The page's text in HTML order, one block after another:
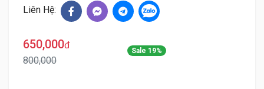
Liên Hệ:
650,000đ
800,000
Sale 19%